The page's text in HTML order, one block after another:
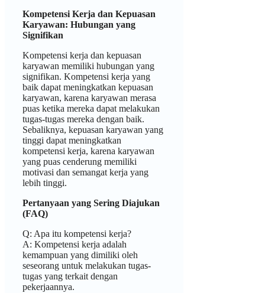
Kompetensi Kerja dan Kepuasan
Karyawan: Hubungan yang
Signifikan
Kompetensi kerja dan kepuasan
karyawan memiliki hubungan yang
signifikan. Kompetensi kerja yang
baik dapat meningkatkan kepuasan
karyawan, karena karyawan merasa
puas ketika mereka dapat melakukan
tugas-tugas mereka dengan baik.
Sebaliknya, kepuasan karyawan yang
tinggi dapat meningkatkan
kompetensi kerja, karena karyawan
yang puas cenderung memiliki
motivasi dan semangat kerja yang
lebih tinggi.
Pertanyaan yang Sering Diajukan
(FAQ)
Q: Apa itu kompetensi kerja?
A: Kompetensi kerja adalah
kemampuan yang dimiliki oleh
seseorang untuk melakukan tugas-
tugas yang terkait dengan
pekerjaannya.